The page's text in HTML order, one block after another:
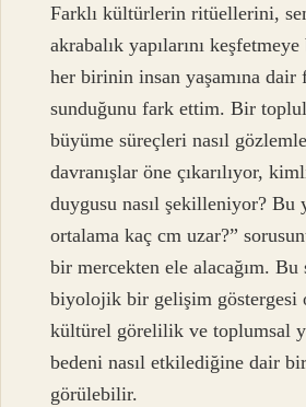
Farklı kültürlerin ritüellerini,
akrabalık yapılarını keşfetmeye
her birinin insan yaşamına dair
sunduğunu fark ettim. Bir
büyüme süreçleri nasıl
davranışlar öne çıkarılıyor,
duygusu nasıl şekilleniyor? Bu
ortalama kaç cm uzar?”
bir mercekten ele alacağım. Bu
biyolojik bir gelişim göstergesi
kültürel görelilik ve toplumsal
bedeni nasıl etkilediğine dair
görülebilir.